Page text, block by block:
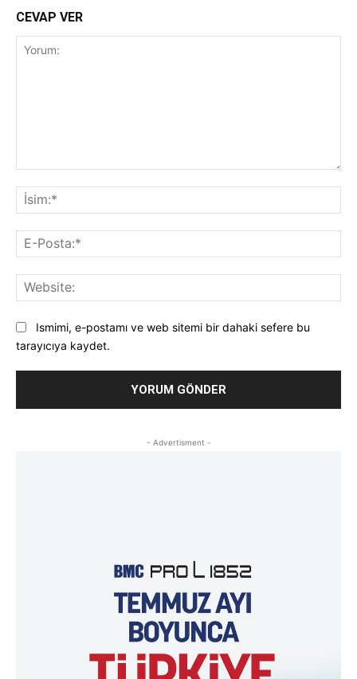
CEVAP VER
Ismimi, e-postamı ve web sitemi bir dahaki sefere bu
tarayıcıya kaydet.
- Advertisment -